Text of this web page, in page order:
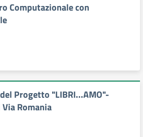
Computazionale con
Progetto "LIBRI...AMO"-
Romania